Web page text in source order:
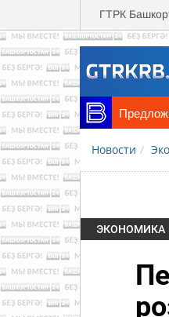
Перейти к основному
ГТРК
Новости
ЭКОНОМИКА